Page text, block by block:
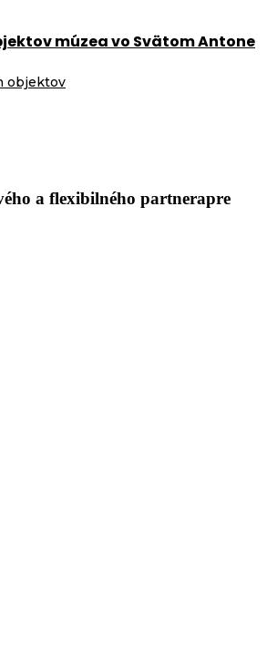
múzea vo Svätom Antone
objektov
a flexibilného partnerapre